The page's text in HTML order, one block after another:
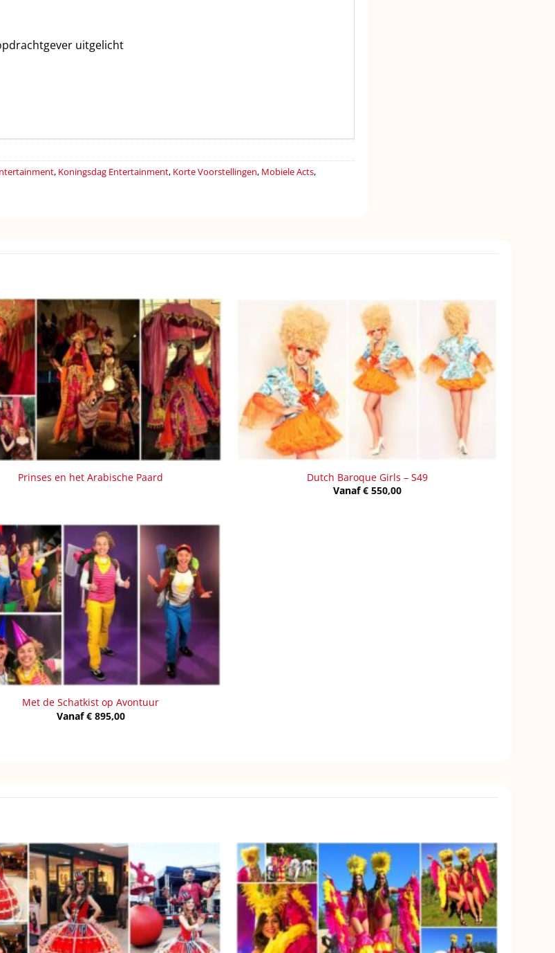
uitgelicht
, Koningsdag Entertainment, Korte Voorstellingen, Mobiele Acts,
Prinses en het Arabische Paard
Dutch Baroque Girls – S49
Vanaf€550,00
Met de Schatkist op Avontuur
Vanaf€895,00